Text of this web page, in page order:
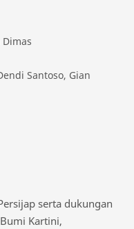
Dimas
Santoso, Gian
serta dukungan
Kartini,